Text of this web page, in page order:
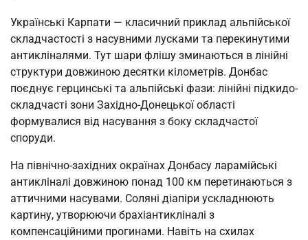
Українські Карпати — класичний приклад альпійської
складчастості з насувними лусками та перекинутими
антикліналями. Тут шари флішу зминаються в лінійні
структури довжиною десятки кілометрів. Донбас
поєднує герцинські та альпійські фази: лінійні підкидо-
складчасті зони Західно-Донецької області
формувалися від насування з боку складчастої
споруди.
На північно-західних окраїнах Донбасу ларамійські
антикліналі довжиною понад 100 км перетинаються з
аттичними насувами. Соляні діапіри ускладнюють
картину, утворюючи брахіантикліналі з
компенсаційними прогинами. Навіть на схилах